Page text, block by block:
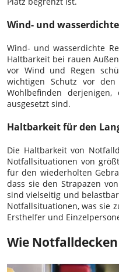
Wind- und
Wind- und wasserdichte
Haltbarkeit bei rauen
vor Wind und Regen
wichtigen Schutz vor
Wohlbefinden
ausgesetzt sind.
Haltbarkeit für den
Die Haltbarkeit von
Notfallsituationen von
für den wiederholten
dass sie den Strapazen
sind vielseitig und
Notfallsituationen, was sie
Ersthelfer und
Wie